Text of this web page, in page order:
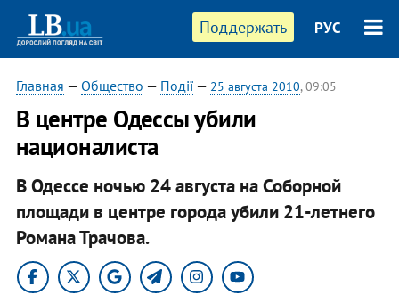
Поддержать РУС
Главная — Общество — Події— 25 августа 2010, 09:05
В центре Одессы убили
националиста
В Одессе ночью 24 августа на Соборной
площади в центре города убили 21-летнего
Романа Трачова.